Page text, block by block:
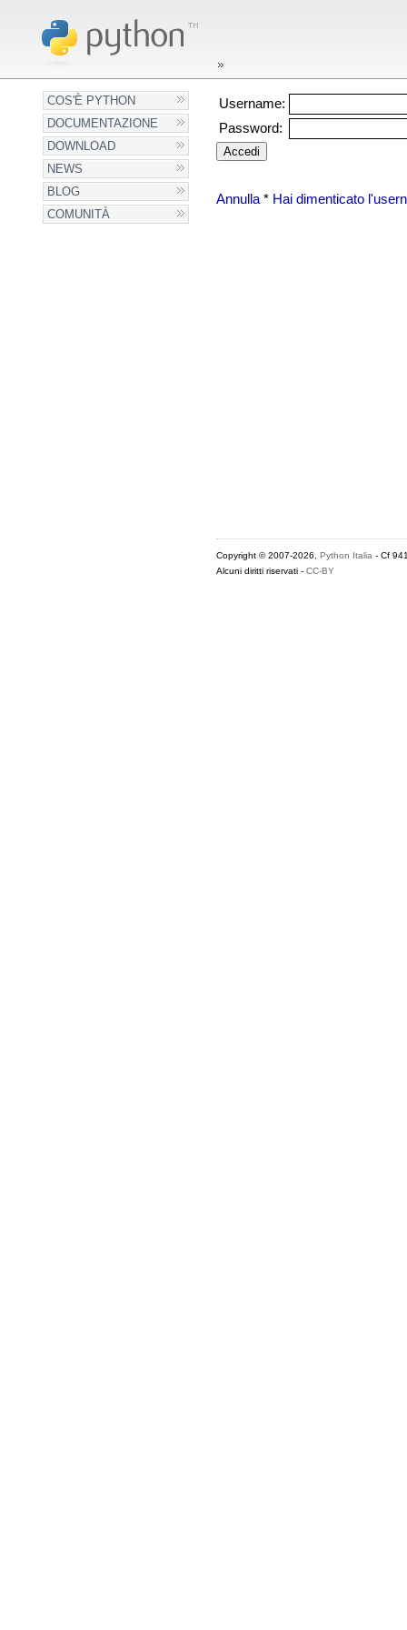
COS'È PYTHON
DOCUMENTAZIONE
DOWNLOAD
NEWS
BLOG
COMUNITÀ
Username:
Password:
Annulla* Hai dimenticato
Copyright © 2007-2026, Python Italia - Cf
Alcuni diritti riservati - CC-BY